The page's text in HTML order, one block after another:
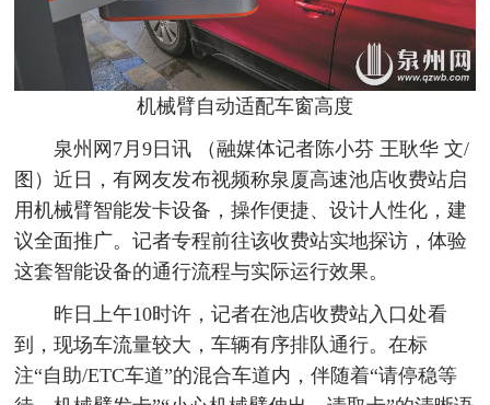
机械臂自动适配车窗高度
泉州网7月9日讯 （融媒体记者陈小芬 王耿华 文/
图）近日，有网友发布视频称泉厦高速池店收费站启
用机械臂智能发卡设备，操作便捷、设计人性化，建
议全面推广。记者专程前往该收费站实地探访，体验
这套智能设备的通行流程与实际运行效果。
昨日上午10时许，记者在池店收费站入口处看
到，现场车流量较大，车辆有序排队通行。在标
注“自助/ETC车道”的混合车道内，伴随着“请停稳等